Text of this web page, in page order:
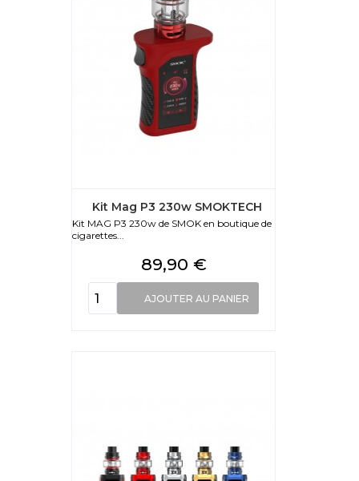
Kit Mag P3 230w SMOKTECH
Kit MAG P3 230w de SMOK en boutique de
cigarettes...
Prix
89,90 €
AJOUTER AU PANIER